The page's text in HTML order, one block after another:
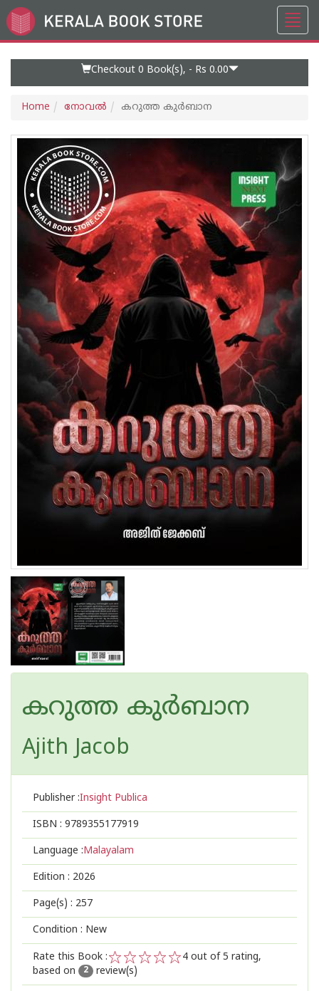
Go
to
Checkout 0 Book(s), - Rs 0.00
Home നോവല്‍ കറുത്ത കുർബാന
കറുത്ത കുർബാന
Ajith Jacob
Publisher :Insight Publica
ISBN : 9789355177919
Language :Malayalam
Edition : 2026
Page(s) : 257
Condition : New
Rate this Book :
2
1
4 out of 5 rating,
based on
2 review(s)